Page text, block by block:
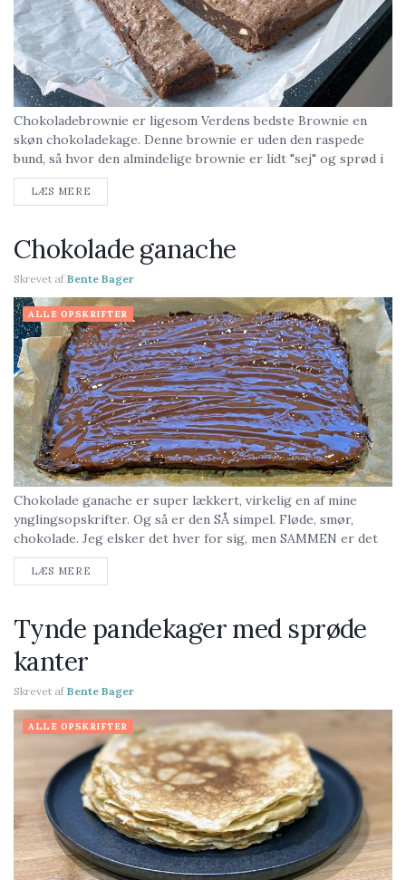
Chokoladebrownie er ligesom Verdens bedste Brownie en
skøn chokoladekage. Denne brownie er uden den raspede
bund, så hvor den almindelige brownie er lidt "sej" og sprød i
top og bund, er denne mere ensartet...
LÆS MERE
Chokolade ganache
Skrevet af Bente Bager
ALLE OPSKRIFTER
Chokolade ganache er super lækkert, virkelig en af mine
ynglingsopskrifter. Og så er den SÅ simpel. Fløde, smør,
chokolade. Jeg elsker det hver for sig, men SAMMEN er det
bare himmelsk
LÆS MERE
Tynde pandekager med sprøde
kanter
Skrevet af Bente Bager
ALLE OPSKRIFTER